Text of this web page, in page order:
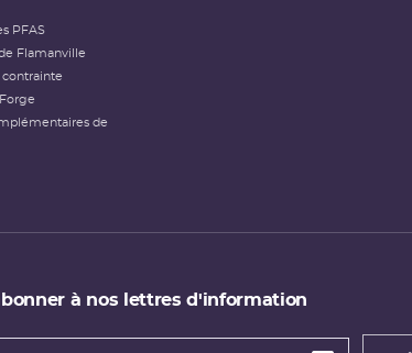
PFAS
Flamanville
contrainte
de
à nos lettres d'information